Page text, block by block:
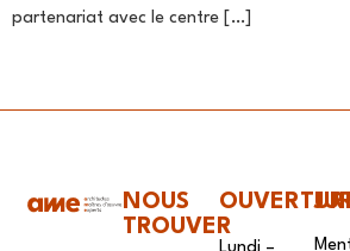
partenariat avec le centre […]
NOUS
TROUVER